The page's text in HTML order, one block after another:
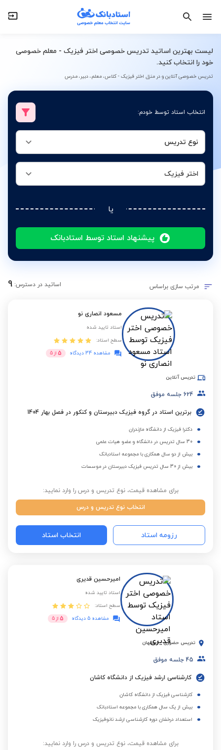
لیست بهترین اساتید تدریس خصوصی اختر فیزیک - معلم خصوصی
خود را انتخاب کنید.
تدریس خصوصی آنلاین و در منزل اختر فیزیک - کلاس، معلم، دبیر، مدرس
انتخاب استاد توسط خودم:
نوع تدریس
اختر فیزیک
یا
پیشنهاد استاد توسط استادبانک
اختر فیزیک
مرتب سازی براساس اساتید در دسترس: 9
مسعود انصاری نو
استاد تایید شده
سطح استاد:
مشاهده 34 دیدگاه
5 از 5
تدریس آنلاین
624 جلسه موفق
برترین استاد در گروه فیزیک دبیرستان و کنکور در فصل بهار 1404
دکترا فیزیک از دانشگاه مازندران
30 سال تدریس در دانشگاه و عضو هیات علمی
بیش از دو سال همکاری با مجموعه استادبانک
بیش از 30 سال تدریس فیزیک دبیرستان در موسسات
برای مشاهده قیمت، نوع تدریس و درس را وارد نمایید:
انتخاب نوع تدریس و درس
رزومه استاد انتخاب استاد
امیرحسین قدیری
استاد تایید شده
سطح استاد:
مشاهده 5 دیدگاه
5 از 5
تدریس حضوری - اصفهان
45 جلسه موفق
کارشناسی ارشد فیزیک از دانشگاه کاشان
کارشناسی فیزیک از دانشگاه کاشان
بیش از یک سال همکاری با مجموعه استادبانک
استعداد درخشان دوره کارشناسی ارشد نانوفیزیک
برای مشاهده قیمت، نوع تدریس و درس را وارد نمایید: